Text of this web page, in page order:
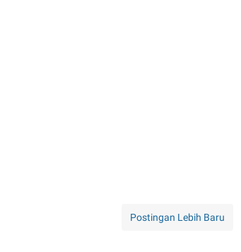
Postingan Lebih Baru